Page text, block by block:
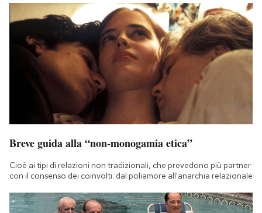
Breve guida alla “non-monogamia etica”
Cioè ai tipi di relazioni non tradizionali, che prevedono più partner
con il consenso dei coinvolti: dal poliamore all'anarchia relazionale